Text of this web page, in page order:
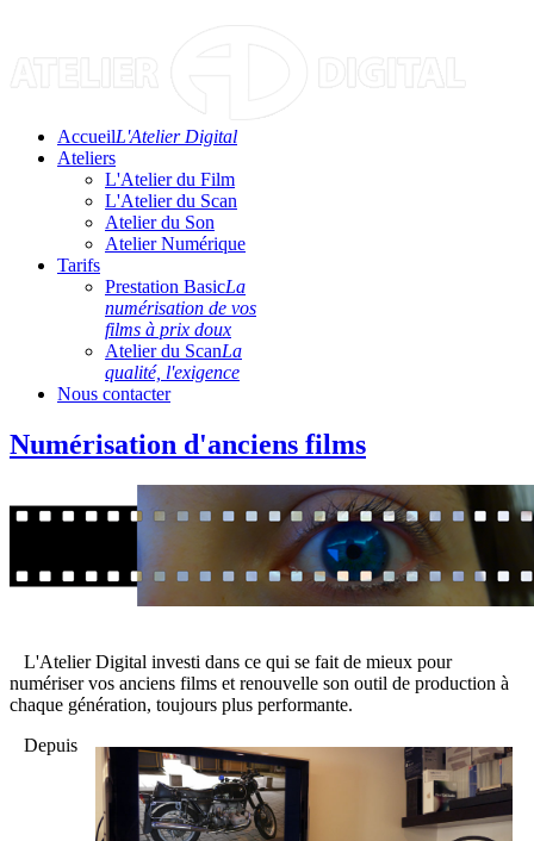
AccueilL'Atelier Digital
Ateliers
L'Atelier du Film
L'Atelier du Scan
Atelier du Son
Atelier Numérique
Tarifs
Prestation BasicLa
numérisation de vos
films à prix doux
Atelier du ScanLa
qualité, l'exigence
Nous contacter
Numérisation d'anciens films
L'Atelier Digital investi dans ce qui se fait de mieux pour
numériser vos anciens films et renouvelle son outil de production à
chaque génération, toujours plus performante.
Depuis